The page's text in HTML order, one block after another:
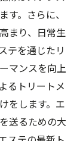
す。さらに、
まり、日常生
テを通じたリ
マンスを向上
るトリートメ
をします。エ
送るための大